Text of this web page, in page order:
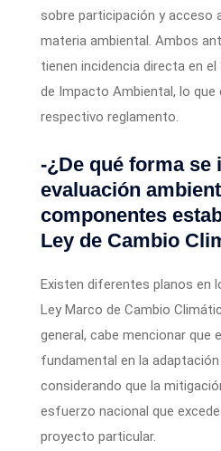
sobre participación y acceso
materia ambiental. Ambos
tienen incidencia directa en
de Impacto Ambiental, lo que
respectivo reglamento.
-¿De qué forma se
evaluación
componentes
Ley de Cambio
Existen diferentes planos en
Ley Marco de Cambio
general, cabe mencionar que
fundamental en la
considerando que la
esfuerzo nacional que
proyecto particular.